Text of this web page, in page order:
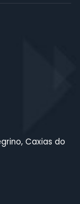
Caxias do